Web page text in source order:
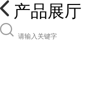
产品展厅